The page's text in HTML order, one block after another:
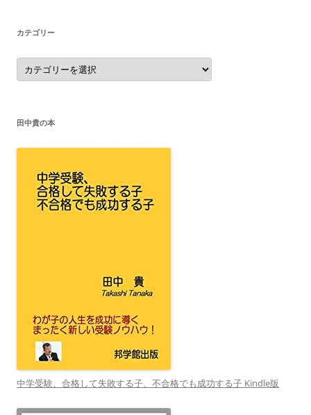
カテゴリー
カ
テ
ゴ
田中貴の本
中学受験、合格して失敗する子、不合格でも成功する子 Kindle版